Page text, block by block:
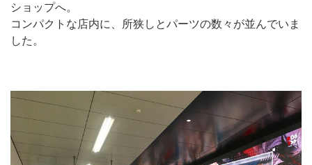
ショップへ。
コンパクトな店内に、所狭しとパーツの数々が並んでいま
した。